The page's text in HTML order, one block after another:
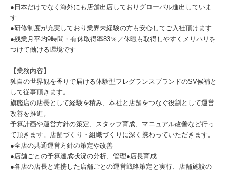
●日本だけでなく海外にも店舗出店しておりグローバル進出していま
す
●研修制度が充実しており業界未経験の方も安心してご入社頂けます
●残業月平均9時間・有休取得率83％／休暇も取得しやすくメリハリを
つけて働ける環境です
【業務内容】
独自の世界観を香りで届ける体験型フレグランスブランドのSV候補と
して従事頂きます。
旗艦店の店長として経験を積み、本社と店舗をつなぐ役割として運営
改善を推進。
予算計画や運営方針の策定、スタッフ育成、マニュアル改善など行っ
て頂きます。店舗づくり・組織づくりに深く携わっていただきます。
●全店の共通運営方針の策定や改善
●店舗ごとの予算達成状況の分析、管理●店長育成
●各店の店長と連携した店舗ごとの運営戦略策定と実行、店舗施設の